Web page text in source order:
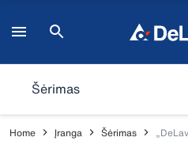
Šėrimas
Home Įranga Šėrimas